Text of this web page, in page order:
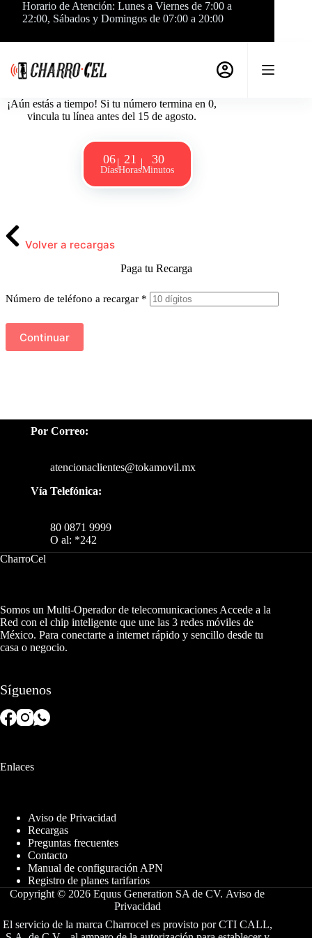
SaltarHorario de Atención: Lunes a Viernes de 7:00 a
22:00, Sábados y Domingos de 07:00 a 20:00
¡Aún estás a tiempo! Si tu número termina en 0,
vincula tu línea antes del 15 de agosto.
06
Días
21
Horas
30
Minutos
Volver a recargas
Paga tu Recarga
Número de teléfono a recargar *
Por Correo:
atencionaclientes@tokamovil.mx
Vía Telefónica:
80 0871 9999
O al: *242
CharroCel
Somos un Multi-Operador de telecomunicaciones Accede a la
Red con el chip inteligente que une las 3 redes móviles de
México. Para conectarte a internet rápido y sencillo desde tu
casa o negocio.
Síguenos
Enlaces
Aviso de Privacidad
Recargas
Preguntas frecuentes
Contacto
Manual de configuración APN
Registro de planes tarifarios
Copyright © 2026 Equus Generation SA de CV. Aviso de
Privacidad
El servicio de la marca Charrocel es provisto por CTI CALL,